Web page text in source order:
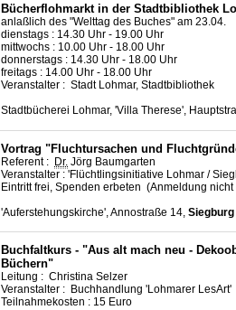
Bücherflohmarkt in der Stadtbibliothek
anlaßlich des "Welttag des Buches" am 23.04.
dienstags : 14.30 Uhr - 19.00 Uhr
mittwochs : 10.00 Uhr - 18.00 Uhr
donnerstags : 14.30 Uhr - 18.00 Uhr
freitags : 14.00 Uhr - 18.00 Uhr
Veranstalter : Stadt Lohmar, Stadtbibliothek
Stadtbücherei Lohmar, 'Villa Therese',
Vortrag "Fluchtursachen und
Referent : Dr. Jörg Baumgarten
Veranstalter : 'Flüchtlingsinitiative Lohmar /
Eintritt frei, Spenden erbeten (Anmeldung
'Auferstehungskirche', Annostraße 14, Siegburg
Buchfaltkurs - "Aus alt mach neu -
Büchern"
Leitung : Christina Selzer
Veranstalter : Buchhandlung 'Lohmarer LesArt'
Teilnahmekosten : 15 Euro